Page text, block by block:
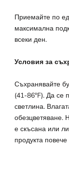
Приемайте по
максимална
всеки ден.
Условия за
Съхранявайте
(41-86°F). Да се
светлина.
обезцветяване.
е скъсана или
продукта